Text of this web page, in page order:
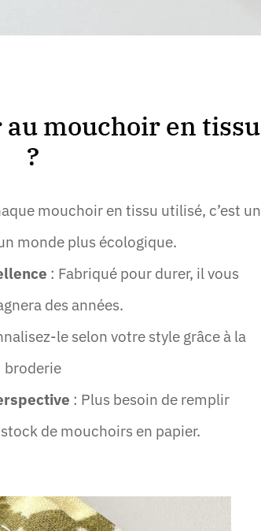
mouchoir en tissu
?
mouchoir en tissu utilisé, c’est un
monde plus écologique.
: Fabriqué pour durer, il vous
des années.
le selon votre style grâce à la
broderie
: Plus besoin de remplir
de mouchoirs en papier.